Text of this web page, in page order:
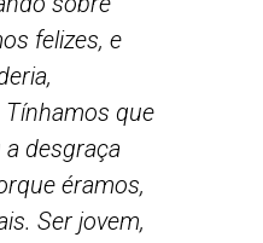
felizes, e
que
desgraça
éramos,
Ser jovem,